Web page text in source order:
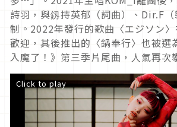
詩羽，與釼持英郁（詞曲）、Dir.F
制。2022年發行的歌曲〈エジソン
歡迎，其後推出的〈鍋奉行〉也被選
入魔了！》第三季片尾曲，人氣再次
Click to play